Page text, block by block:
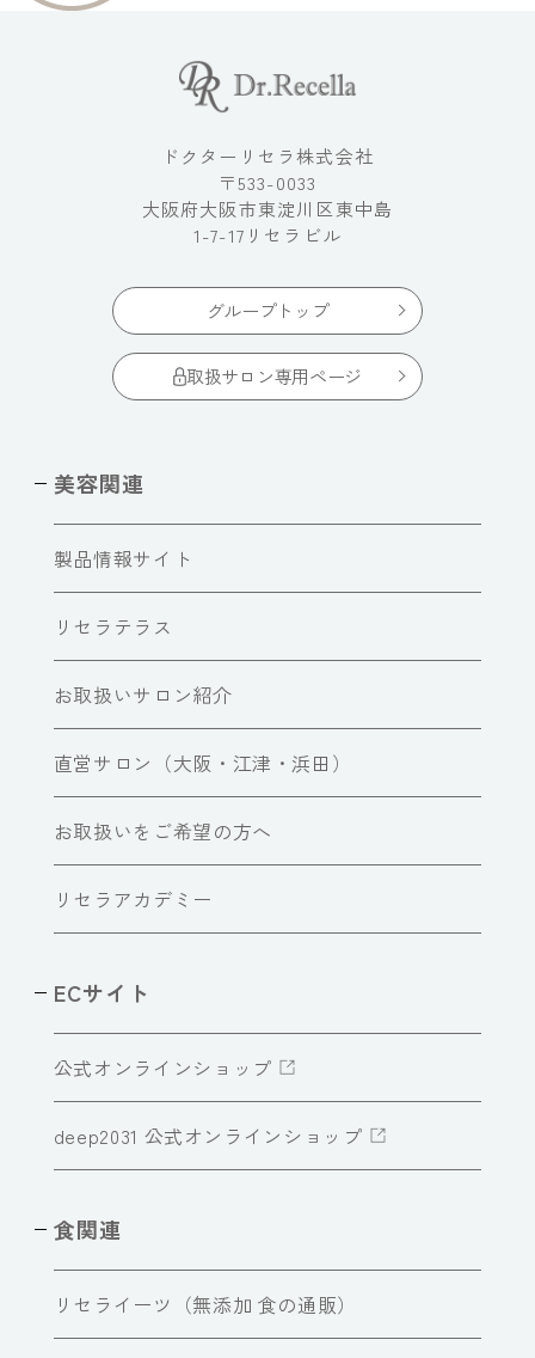
ドクターリセラ株式会社
〒533-0033
大阪府大阪市東淀川区東中島
1-7-17リセラビル
グループトップ
取扱サロン専用ページ
美容関連
製品情報サイト
リセラテラス
お取扱いサロン紹介
直営サロン（大阪・江津・浜田）
お取扱いをご希望の方へ
リセラアカデミー
ECサイト
公式オンラインショップ
deep2031 公式オンラインショップ
食関連
リセライーツ（無添加 食の通販）